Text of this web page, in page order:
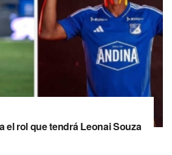
el rol que tendrá Leonai Souza